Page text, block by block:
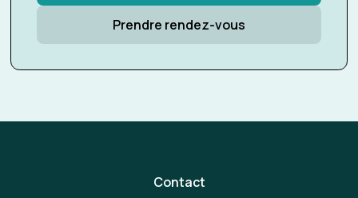
Prendre rendez-vous
Contact